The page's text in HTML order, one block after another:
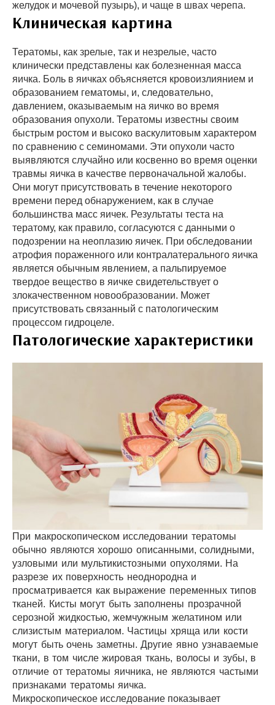
желудок и мочевой пузырь), и чаще в швах черепа.
Клиническая картина
Тератомы, как зрелые, так и незрелые, часто
клинически представлены как болезненная масса
яичка. Боль в яичках объясняется кровоизлиянием и
образованием гематомы, и, следовательно,
давлением, оказываемым на яичко во время
образования опухоли. Тератомы известны своим
быстрым ростом и высоко васкулитовым характером
по сравнению с семиномами. Эти опухоли часто
выявляются случайно или косвенно во время оценки
травмы яичка в качестве первоначальной жалобы.
Они могут присутствовать в течение некоторого
времени перед обнаружением, как в случае
большинства масс яичек. Результаты теста на
тератому, как правило, согласуются с данными о
подозрении на неоплазию яичек. При обследовании
атрофия пораженного или контралатерального яичка
является обычным явлением, а пальпируемое
твердое вещество в яичке свидетельствует о
злокачественном новообразовании. Может
присутствовать связанный с патологическим
процессом гидроцеле.
Патологические характеристики
При макроскопическом исследовании тератомы
обычно являются хорошо описанными, солидными,
узловыми или мультикистозными опухолями. На
разрезе их поверхность неоднородна и
просматривается как выражение переменных типов
тканей. Кисты могут быть заполнены прозрачной
серозной жидкостью, жемчужным желатином или
слизистым материалом. Частицы хряща или кости
могут быть очень заметны. Другие явно узнаваемые
ткани, в том числе жировая ткань, волосы и зубы, в
отличие от тератомы яичника, не являются частыми
признаками тератомы яичка.
Микроскопическое исследование показывает